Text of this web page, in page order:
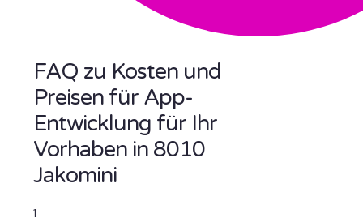
FAQ zu Kosten und
Preisen für App-
Entwicklung für Ihr
Vorhaben in 8010
Jakomini
1